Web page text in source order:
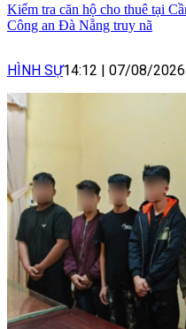
Kiểm tra căn hộ cho thuê tại
Công an Đà Nẵng truy nã
HÌNH SỰ14:12 | 07/08/2026